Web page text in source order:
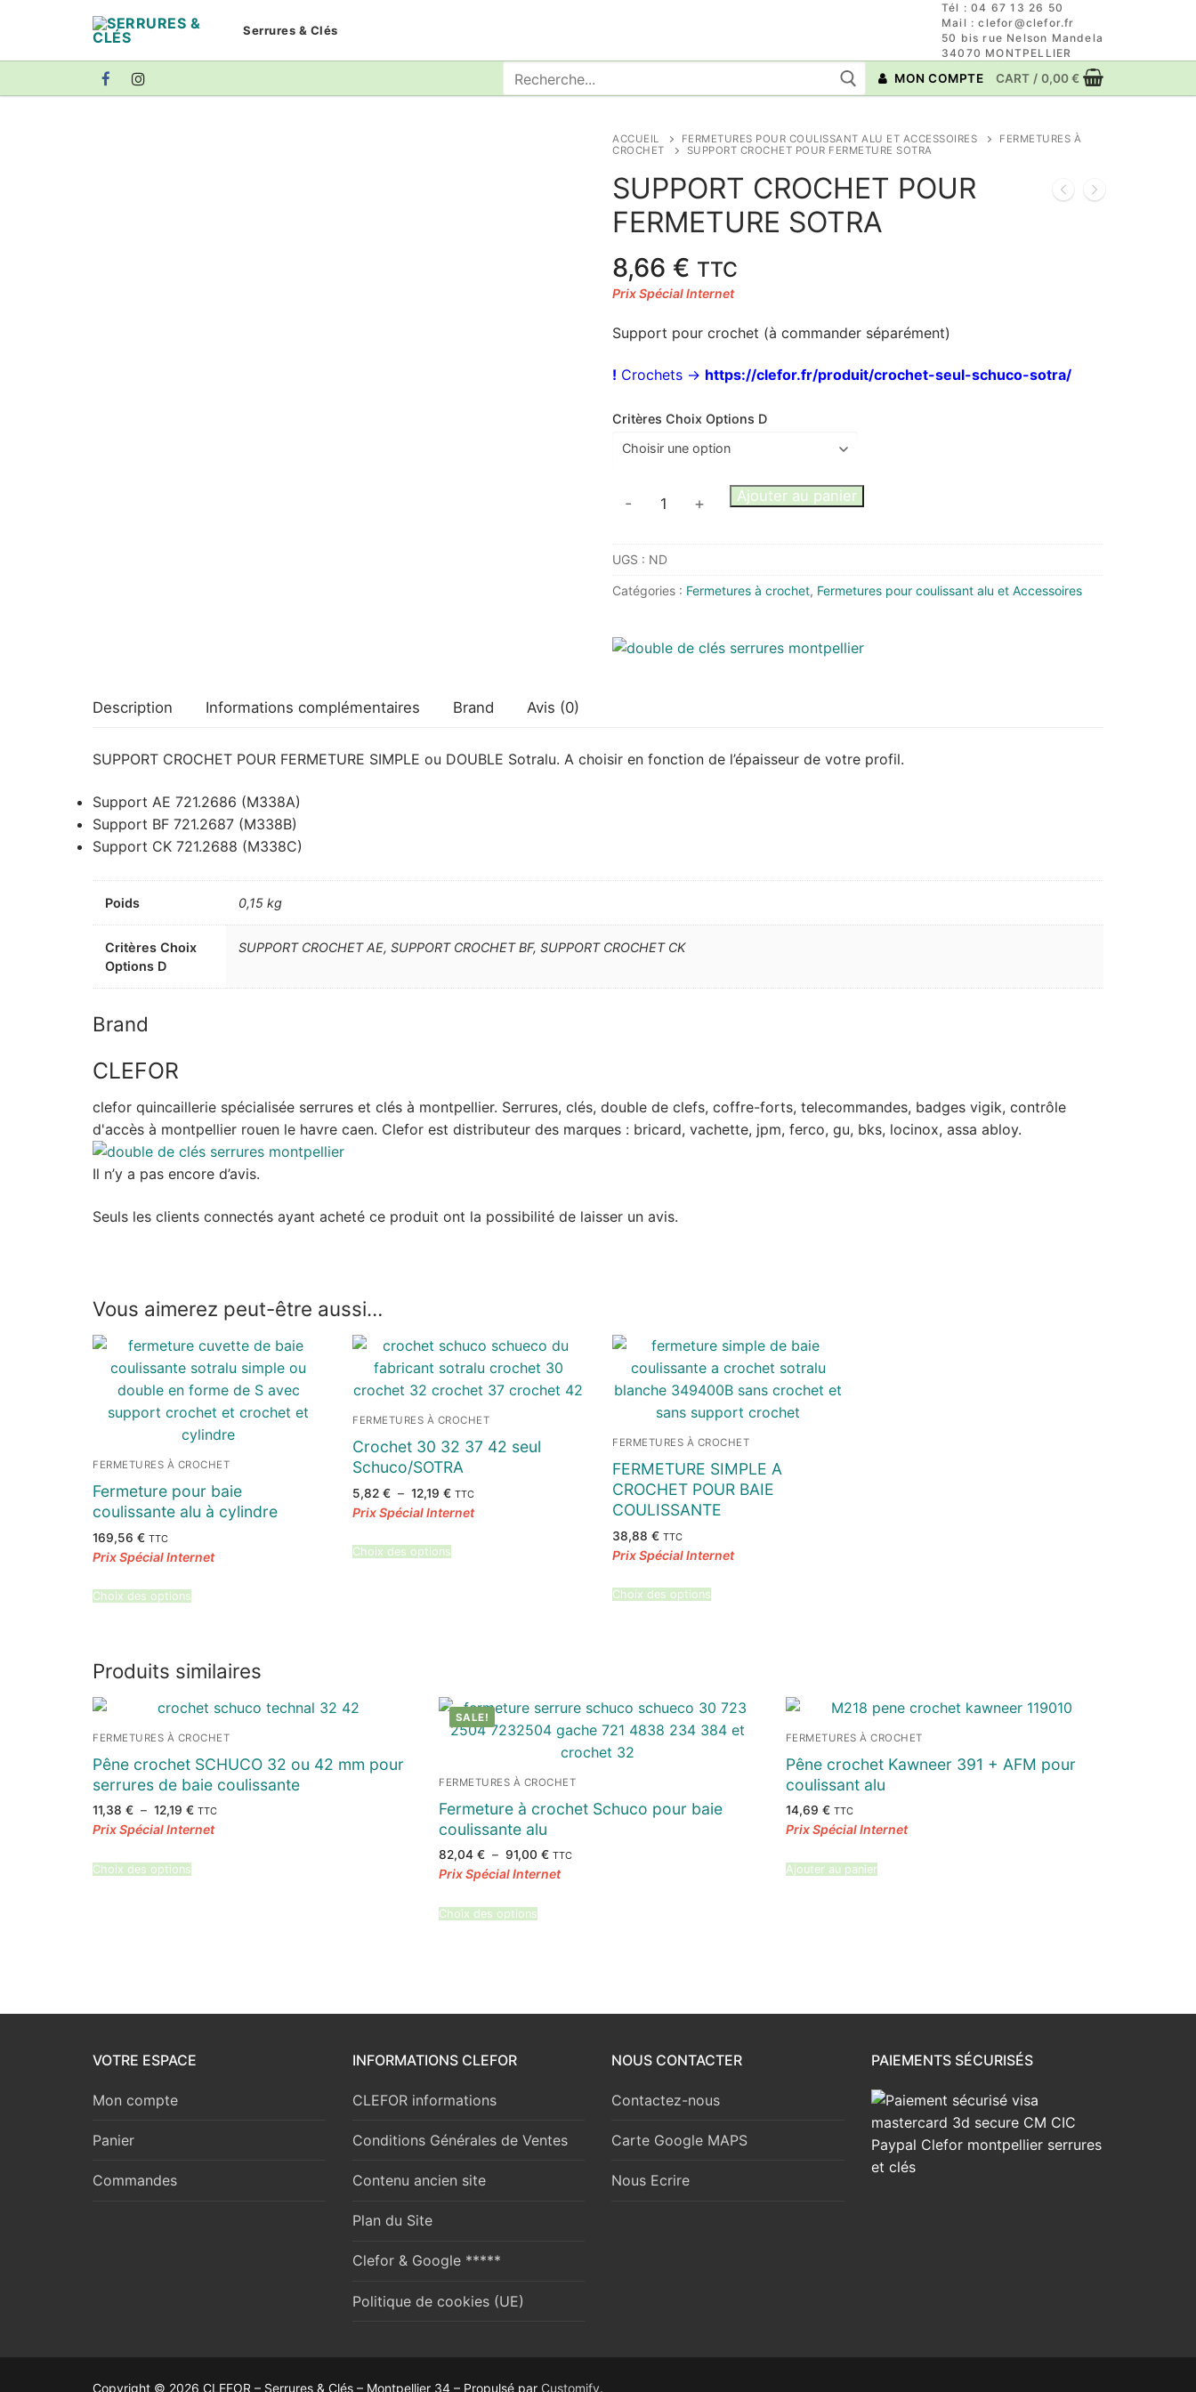
Serrures & Clés
Tél : 04 67 13 26 50
Mail : clefor@clefor.fr
50 bis rue Nelson Mandela
34070 MONTPELLIER
Rechercher
:
MON COMPTE CART / 0,00€
ACCUEIL FERMETURES POUR COULISSANT ALU ET ACCESSOIRES
FERMETURES À
CROCHET
SUPPORT CROCHET POUR FERMETURE SOTRA
SUPPORT CROCHET POUR
FERMETURE SOTRA
8,66 € TTC
Support pour crochet (à commander séparément)
! Crochets -> https://clefor.fr/produit/crochet-seul-schuco-sotra/
Critères Choix Options D
quantité
CROCHET
POUR
- + Ajouter au panier
UGS : ND
Catégories : Fermetures à crochet, Fermetures pour coulissant alu et Accessoires
Description Informations complémentaires Brand Avis (0)
SUPPORT CROCHET POUR FERMETURE SIMPLE ou DOUBLE Sotralu. A choisir en fonction de l’épaisseur de votre profil.
Support AE 721.2686 (M338A)
Support BF 721.2687 (M338B)
Support CK 721.2688 (M338C)
Poids 0,15 kg
Critères Choix
Options D
SUPPORT CROCHET AE, SUPPORT CROCHET BF, SUPPORT CROCHET CK
Brand
CLEFOR
clefor quincaillerie spécialisée serrures et clés à montpellier. Serrures, clés, double de clefs, coffre-forts, telecommandes, badges vigik, contrôle
d'accès à montpellier rouen le havre caen. Clefor est distributeur des marques : bricard, vachette, jpm, ferco, gu, bks, locinox, assa abloy.
Il n’y a pas encore d’avis.
Seuls les clients connectés ayant acheté ce produit ont la possibilité de laisser un avis.
Vous aimerez peut-être aussi…
FERMETURES À CROCHET
Fermeture pour baie
coulissante alu à cylindre
169,56 € TTC
Choix des options
FERMETURES À CROCHET
Crochet 30 32 37 42 seul
Schuco/SOTRA
5,82 € – 12,19 €Plage
prix :
12,19 €
TTC
Choix des options
FERMETURES À CROCHET
FERMETURE SIMPLE A
CROCHET POUR BAIE
COULISSANTE
38,88 € TTC
Choix des options
Produits similaires
FERMETURES À CROCHET
Pêne crochet SCHUCO 32 ou 42 mm pour
serrures de baie coulissante
11,38 € – 12,19 €Plage
prix :
TTC
Choix des options
SALE!
FERMETURES À CROCHET
Fermeture à crochet Schuco pour baie
coulissante alu
82,04€ – 91,00€Plage
prix :
TTC
Choix des options
FERMETURES À CROCHET
Pêne crochet Kawneer 391 + AFM pour
coulissant alu
14,69 € TTC
Ajouter au panier
VOTRE ESPACE
Mon compte
Panier
Commandes
INFORMATIONS CLEFOR
CLEFOR informations
Conditions Générales de Ventes
Contenu ancien site
Plan du Site
Clefor & Google *****
Politique de cookies (UE)
NOUS CONTACTER
Contactez-nous
Carte Google MAPS
Nous Ecrire
PAIEMENTS SÉCURISÉS
Copyright © 2026 CLEFOR – Serrures & Clés – Montpellier 34 – Propulsé par Customify.